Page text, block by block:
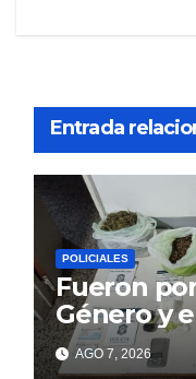
Entrada
POLICIALES
Fueron
Género y
AGO 7, 2026